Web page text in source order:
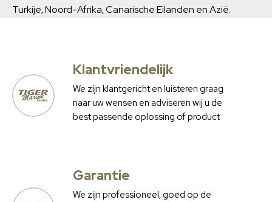
Turkije, Noord-Afrika, Canarische Eilanden en Azië.
Klantvriendelijk
We zijn klantgericht en luisteren graag
naar uw wensen en adviseren wij u de
best passende oplossing of product
Garantie
We zijn professioneel, goed op de